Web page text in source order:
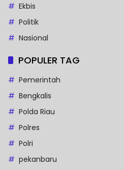
Ekbis
Politik
Nasional
POPULER TAG
Pemerintah
Bengkalis
Polda Riau
Polres
Polri
pekanbaru